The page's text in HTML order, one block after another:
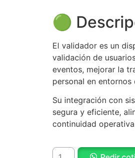
🟢
El validador es un
validación de
eventos, mejorar la
personal en
Su integración con
segura y eficiente,
continuidad